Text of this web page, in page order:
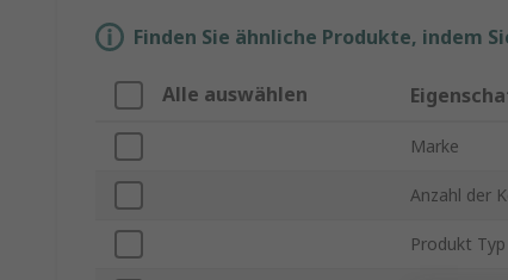
Finden Sie ähnliche Produkte, indem
Alle auswählen
Marke
Anzahl der
Produkt Typ